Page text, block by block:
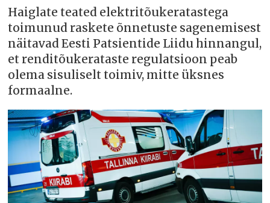
Haiglate teated elektritõukeratastega
toimunud raskete õnnetuste sagenemisest
näitavad Eesti Patsientide Liidu hinnangul,
et renditõukerataste regulatsioon peab
olema sisuliselt toimiv, mitte üksnes
formaalne.